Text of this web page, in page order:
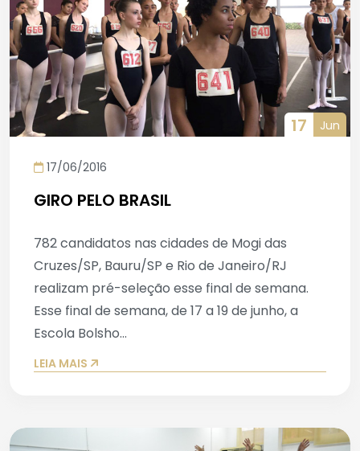
17 Jun
17/06/2016
GIRO PELO BRASIL
782 candidatos nas cidades de Mogi das
Cruzes/SP, Bauru/SP e Rio de Janeiro/RJ
realizam pré-seleção esse final de semana.
Esse final de semana, de 17 a 19 de junho, a
Escola Bolsho...
LEIA MAIS